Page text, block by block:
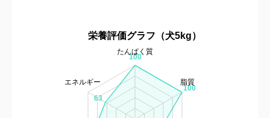
栄養評価グラフ（犬5kg）
63
100
100
エネルギー
たんぱく質
脂質